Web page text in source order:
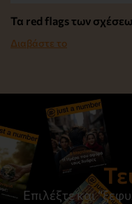
Τα red flags των
Διαβάστε το
Επιλέξτε και